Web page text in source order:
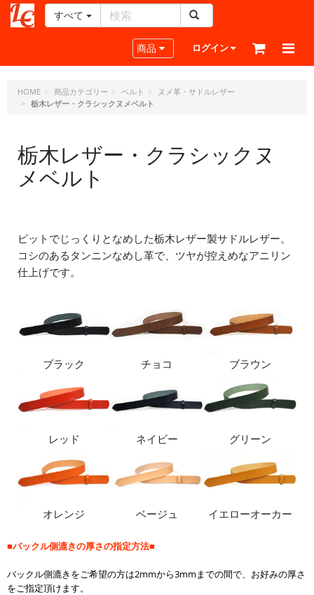
ー
ラ
フ
ッ
ト・
ジ
ー
すべて
Toggle navigation
商品 ログイン
HOME 商品カテゴリー ベルト
ヌメ革・サドルレザー
栃木レザー・クラシックヌメベルト
栃木レザー・クラシックヌ
メベルト
ピットでじっくりとなめした栃木レザー製サドルレザー。
コシのあるタンニンなめし革で、ツヤが控えめなアニリン
仕上げです。
ブラック チョコ ブラウン
レッド ネイビー グリーン
オレンジ ベージュ イエローオーカー
■バックル側漉きの厚さの指定方法■
バックル側漉きをご希望の方は2mmから3mmまでの間で、お好みの厚さ
をご指定頂けます。